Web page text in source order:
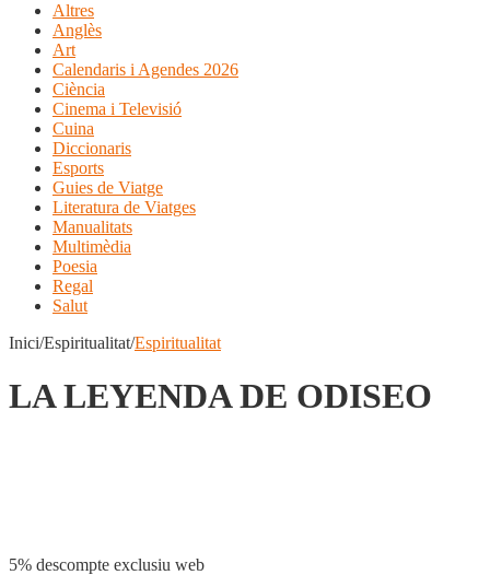
Altres
Anglès
Art
Calendaris i Agendes 2026
Ciència
Cinema i Televisió
Cuina
Diccionaris
Esports
Guies de Viatge
Literatura de Viatges
Manualitats
Multimèdia
Poesia
Regal
Salut
Inici/Espiritualitat/Espiritualitat
LA LEYENDA DE ODISEO
5% descompte exclusiu web